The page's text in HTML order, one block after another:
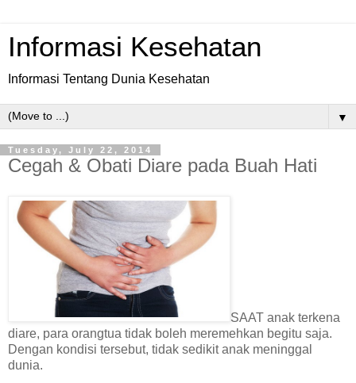
Informasi Kesehatan
Informasi Tentang Dunia Kesehatan
▼
Tuesday, July 22, 2014
Cegah & Obati Diare pada Buah Hati
SAAT anak terkena
diare, para orangtua tidak boleh meremehkan begitu saja.
Dengan kondisi tersebut, tidak sedikit anak meninggal
dunia.